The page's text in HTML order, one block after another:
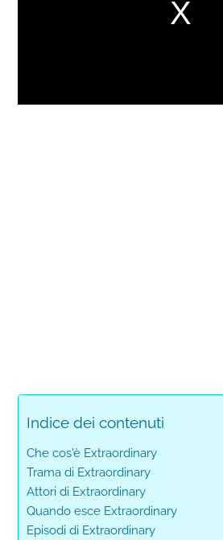
Indice dei contenuti
Che cos'è Extraordinary
Trama di Extraordinary
Attori di Extraordinary
Quando esce Extraordinary
Episodi di Extraordinary